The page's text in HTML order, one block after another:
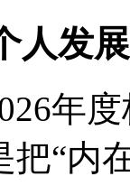
人发
年
把“内